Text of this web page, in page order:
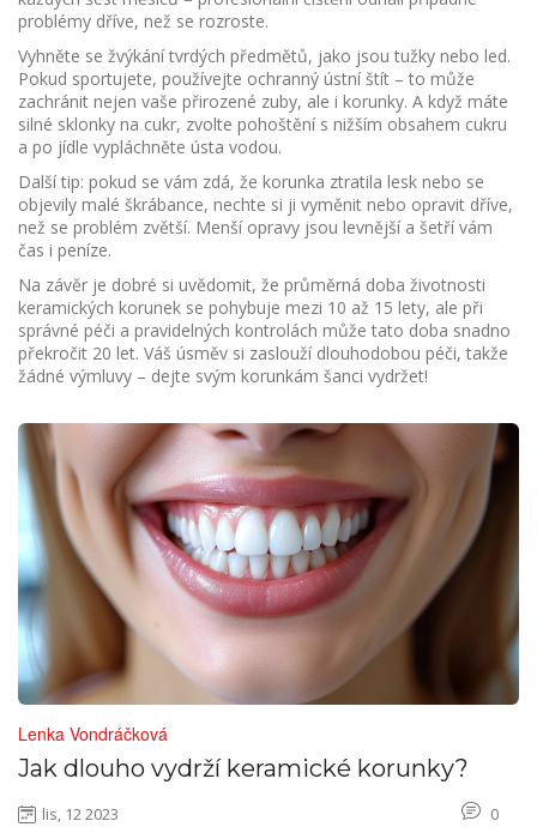
problémy dříve, než se rozroste.
Vyhněte se žvýkání tvrdých předmětů, jako jsou tužky nebo led.
Pokud sportujete, používejte ochranný ústní štít – to může
zachránit nejen vaše přirozené zuby, ale i korunky. A když máte
silné sklonky na cukr, zvolte pohoštění s nižším obsahem cukru
a po jídle vypláchněte ústa vodou.
Další tip: pokud se vám zdá, že korunka ztratila lesk nebo se
objevily malé škrábance, nechte si ji vyměnit nebo opravit dříve,
než se problém zvětší. Menší opravy jsou levnější a šetří vám
čas i peníze.
Na závěr je dobré si uvědomit, že průměrná doba životnosti
keramických korunek se pohybuje mezi 10 až 15 lety, ale při
správné péči a pravidelných kontrolách může tato doba snadno
překročit 20 let. Váš úsměv si zaslouží dlouhodobou péči, takže
žádné výmluvy – dejte svým korunkám šanci vydržet!
Lenka Vondráčková
Jak dlouho vydrží keramické korunky?
lis, 12 2023 0